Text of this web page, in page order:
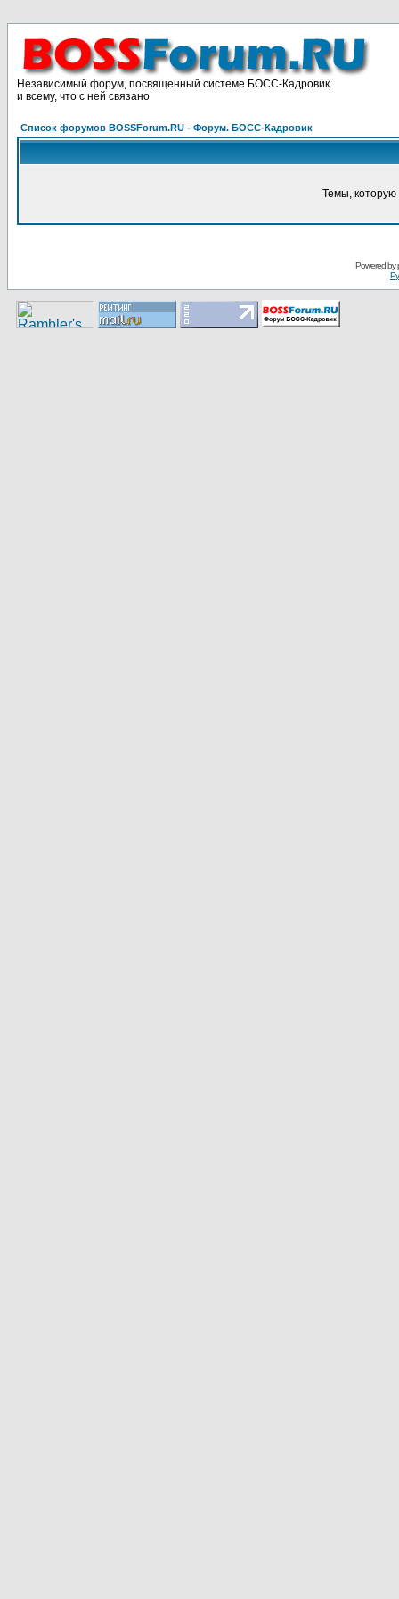
Независимый форум, посвященный системе БОСС-Кадровик
и всему, что с ней связано
Список форумов BOSSForum.RU - Форум. БОСС-Кадровик
Темы, которую
Pоwerеd by